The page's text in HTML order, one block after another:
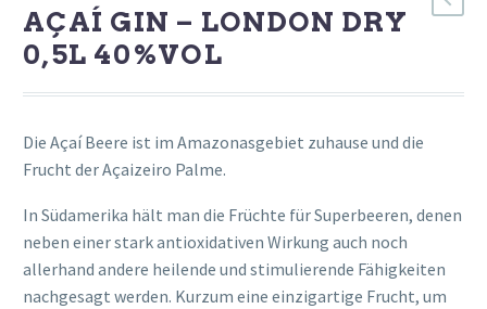
AÇAÍ GIN – LONDON DRY
0,5L 40%VOL
Die Açaí Beere ist im Amazonasgebiet zuhause und die
Frucht der Açaizeiro Palme.
In Südamerika hält man die Früchte für Superbeeren, denen
neben einer stark antioxidativen Wirkung auch noch
allerhand andere heilende und stimulierende Fähigkeiten
nachgesagt werden. Kurzum eine einzigartige Frucht, um